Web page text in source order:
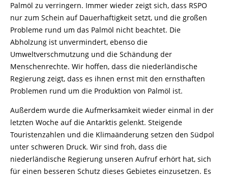
Palmöl zu verringern. Immer wieder zeigt sich, dass RSPO
nur zum Schein auf Dauerhaftigkeit setzt, und die großen
Probleme rund um das Palmöl nicht beachtet. Die
Abholzung ist unvermindert, ebenso die
Umweltverschmutzung und die Schändung der
Menschenrechte. Wir hoffen, dass die niederländische
Regierung zeigt, dass es ihnen ernst mit den ernsthaften
Problemen rund um die Produktion von Palmöl ist.
Außerdem wurde die Aufmerksamkeit wieder einmal in der
letzten Woche auf die Antarktis gelenkt. Steigende
Touristenzahlen und die Klimaänderung setzen den Südpol
unter schweren Druck. Wir sind froh, dass die
niederländische Regierung unseren Aufruf erhört hat, sich
für einen besseren Schutz dieses Gebietes einzusetzen. Es